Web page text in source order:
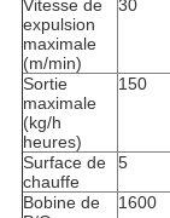
Vitesse de
expulsion
maximale
(m/min)
30
Sortie
maximale
(kg/h
heures)
150
Surface de
chauffe
5
Bobine de
1600